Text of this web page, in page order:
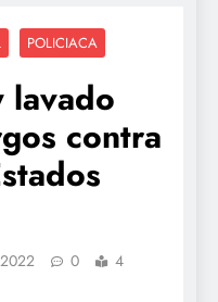
POLICIACA
lavado
contra
0
4